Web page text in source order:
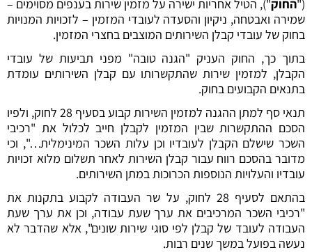
("החוק"), הטיל אחריות ישירה על מזמין שירות בענפים מסוימים –
שמירה ואבטחה, ניקיון והסעדה לעובדי המזמין – לזכויות המנויות
בחוק של עובדי קבלן השירותים המוצבים בחצרי המזמין.
בתוך כך, החוק העניק "הגנה טובה" מפני תביעות של עובדי
הקבלן, למזמין שירות שהתקשרותו עם קבלן השירותים עומדת
בתנאים הקבועים בחוק.
תנאי סף למתן ההגנה למזמין השירות קבוע בסעיף 28 לחוק, ולפיו
הסכם ההתקשרות שבין המזמין לקבלן חייב לכלול את "רכיבי
השכר שישלם הקבלן לעובדיו וכן עלות השכר המינימלית…", וכי
מדובר בהסכם רווח עבור קבלן השירות לאחר תשלום מלוא זכויות
עובדיו והעלויות הנוספות הכרוכות במתן השירותים.
בהתאם לסעיף 28 לחוק, על שר העבודה לקבוע בתקנות את
"רכיבי השכר המרכיבים את ערך שעת עבודה, וכן את ערך שעת
העבודה לעובד של קבלן לפי סוגי שירות שונים", אלא שהדבר לא
נעשה בפועל במשך שנים רבות.